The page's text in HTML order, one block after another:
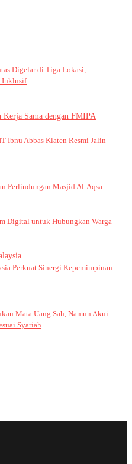
Digelar di Tiga Lokasi,
Inklusif
Ibnu Abbas Klaten Resmi Jalin
Perlindungan Masjid Al-Aqsa
Digital untuk Hubungkan Warga
Perkuat Sinergi Kepemimpinan
Mata Uang Sah, Namun Akui
Syariah